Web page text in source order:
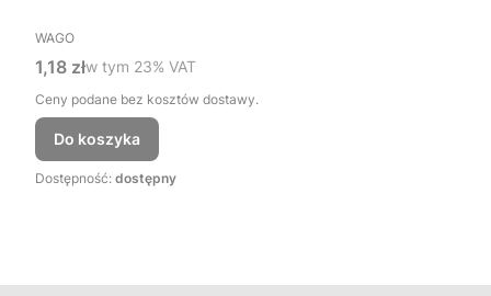
PRODUCENT
WAGO
Cena brutto
1,18 złw tym %s VAT
w tym 23% VAT
Ceny podane bez kosztów dostawy.
Do koszyka
Dostępność: dostępny